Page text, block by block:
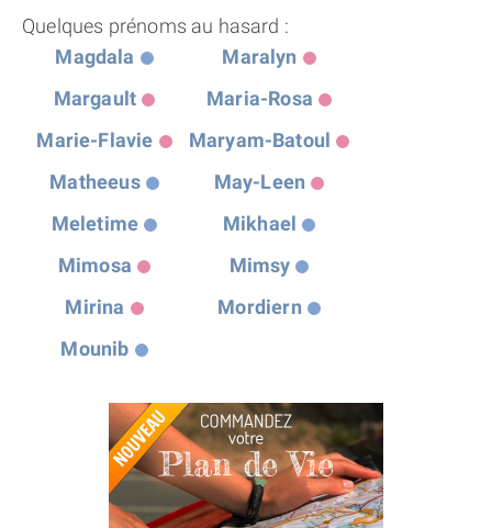
Quelques prénoms au hasard :
Magdala
Maralyn
Margault
Maria-Rosa
Marie-Flavie
Maryam-Batoul
Matheeus
May-Leen
Meletime
Mikhael
Mimosa
Mimsy
Mirina
Mordiern
Mounib